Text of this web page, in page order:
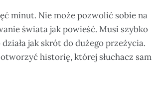
minut. Nie może pozwolić sobie na
świata jak powieść. Musi szybko
jak skrót do dużego przeżycia.
historię, której słuchacz sam